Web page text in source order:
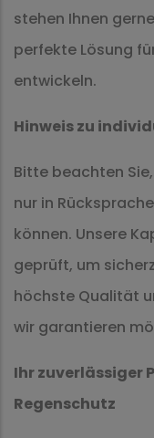
stehen Ihnen
perfekte Lösung
entwickeln.
Hinweis zu
Bitte beachten
nur in
können. Unsere
geprüft, um
höchste Qualität
wir garantieren
Ihr zuverlässiger
Regenschutz